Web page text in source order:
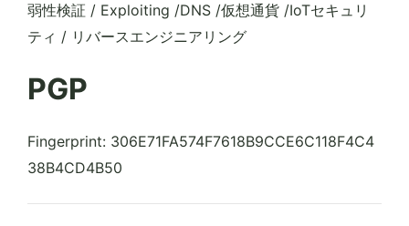
弱性検証 / Exploiting /DNS /仮想通貨 /IoTセキュリ
ティ / リバースエンジニアリング
PGP
Fingerprint: 306E71FA574F7618B9CCE6C118F4C4
38B4CD4B50